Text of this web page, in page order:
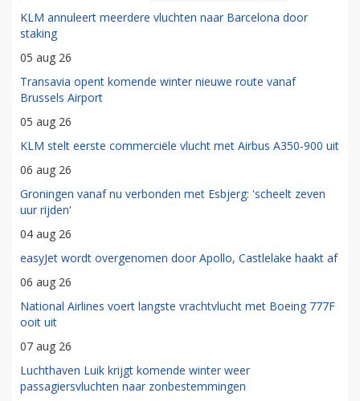
KLM annuleert meerdere vluchten naar Barcelona door
staking
05 aug 26
Transavia opent komende winter nieuwe route vanaf
Brussels Airport
05 aug 26
KLM stelt eerste commerciële vlucht met Airbus A350-900 uit
06 aug 26
Groningen vanaf nu verbonden met Esbjerg: 'scheelt zeven
uur rijden'
04 aug 26
easyJet wordt overgenomen door Apollo, Castlelake haakt af
06 aug 26
National Airlines voert langste vrachtvlucht met Boeing 777F
ooit uit
07 aug 26
Luchthaven Luik krijgt komende winter weer
passagiersvluchten naar zonbestemmingen